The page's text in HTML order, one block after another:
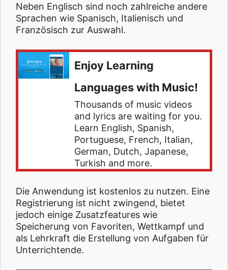
Neben Englisch sind noch zahlreiche andere
Sprachen wie Spanisch, Italienisch und
Französisch zur Auswahl.
Enjoy Learning
Languages with Music!
Thousands of music videos
and lyrics are waiting for you.
Learn English, Spanish,
Portuguese, French, Italian,
German, Dutch, Japanese,
Turkish and more.
Die Anwendung ist kostenlos zu nutzen. Eine
Registrierung ist nicht zwingend, bietet
jedoch einige Zusatzfeatures wie
Speicherung von Favoriten, Wettkampf und
als Lehrkraft die Erstellung von Aufgaben für
Unterrichtende.